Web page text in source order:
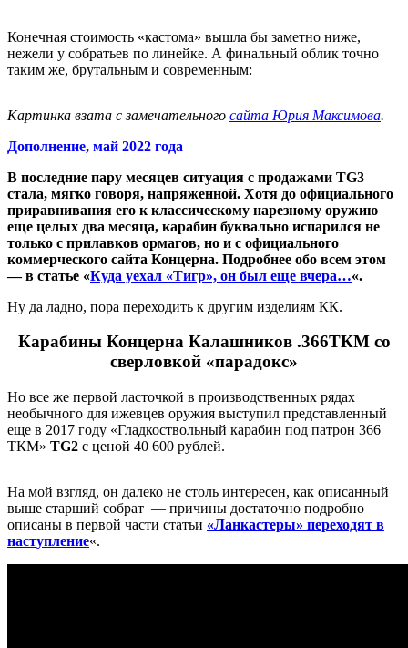
Конечная стоимость «кастома» вышла бы заметно ниже,
нежели у собратьев по линейке. А финальный облик точно
таким же, брутальным и современным:
Картинка взата с замечательного сайта Юрия Максимова.
Дополнение, май 2022 года
В последние пару месяцев ситуация с продажами TG3
стала, мягко говоря, напряженной. Хотя до официального
приравнивания его к классическому нарезному оружию
еще целых два месяца, карабин буквально испарился не
только с прилавков ормагов, но и с официального
коммерческого сайта Концерна. Подробнее обо всем этом
— в статье «Куда уехал «Тигр», он был еще вчера…«.
Ну да ладно, пора переходить к другим изделиям КК.
Карабины Концерна Калашников .366ТКМ со
сверловкой «парадокс»
Но все же первой ласточкой в производственных рядах
необычного для ижевцев оружия выступил представленный
еще в 2017 году «Гладкоствольный карабин под патрон 366
ТКМ» TG2 с ценой 40 600 рублей.
На мой взгляд, он далеко не столь интересен, как описанный
выше старший собрат — причины достаточно подробно
описаны в первой части статьи «Ланкастеры» переходят в
наступление«.